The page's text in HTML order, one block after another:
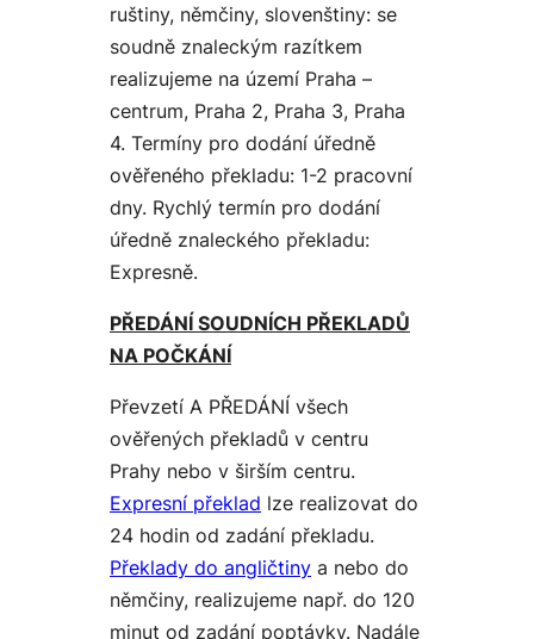
ruštiny, němčiny, slovenštiny: se
soudně znaleckým razítkem
realizujeme na území Praha –
centrum, Praha 2, Praha 3, Praha
4. Termíny pro dodání úředně
ověřeného překladu: 1-2 pracovní
dny. Rychlý termín pro dodání
úředně znaleckého překladu:
Expresně.
PŘEDÁNÍ SOUDNÍCH PŘEKLADŮ
NA POČKÁNÍ
Převzetí A PŘEDÁNÍ všech
ověřených překladů v centru
Prahy nebo v širším centru.
Expresní překlad lze realizovat do
24 hodin od zadání překladu.
Překlady do angličtiny a nebo do
němčiny, realizujeme např. do 120
minut od zadání poptávky. Nadále